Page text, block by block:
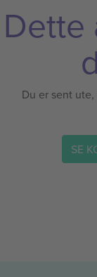
Dette
Du er sent
SE